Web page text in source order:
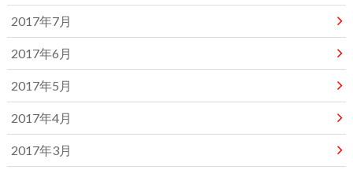
2017年7月
2017年6月
2017年5月
2017年4月
2017年3月